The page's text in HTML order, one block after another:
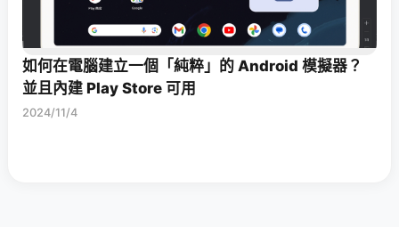
如何在電腦建立一個「純粹」的 Android 模擬器？
並且內建 Play Store 可用
2024/11/4